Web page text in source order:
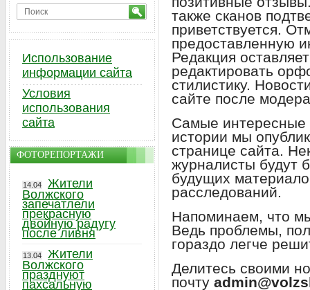
также сканов
приветствуется.
предоставленную
Редакция
редактировать
стилистику.
сайте после
Самые
истории мы
странице сайта.
журналисты будут
будущих
расследований.
Напоминаем, что
Ведь проблемы,
гораздо легче
Делитесь своими
почту
Использование
информации сайта
Условия
использования
сайта
ФОТОРЕПОРТАЖИ
14.04
Жители
Волжского
запечатлели
прекрасную
двойную радугу
после ливня
13.04
Жители
Волжского
празднуют
пахсальную